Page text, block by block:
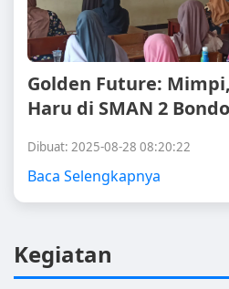
Golden Future:
Haru di SMAN 2
Dibuat: 2025-08-28 08:20:22
Baca Selengkapnya
Kegiatan